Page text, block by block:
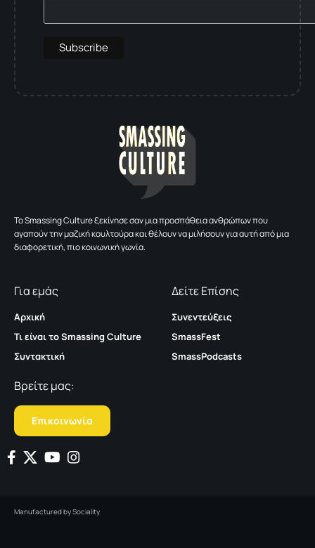
To Smassing Culture ξεκίνησε σαν μια προσπάθεια ανθρώπων που
αγαπούν την μαζική κουλτούρα και θέλουν να μιλήσουν για αυτή από μια
διαφορετική, πιο κοινωνική γωνία.
Για εμάς
Αρχική
Τι είναι το Smassing Culture
Συντακτική
Δείτε Επίσης
Συνεντεύξεις
SmassFest
SmassPodcasts
Βρείτε μας:
Επικοινωνία
Manufactured bySociality